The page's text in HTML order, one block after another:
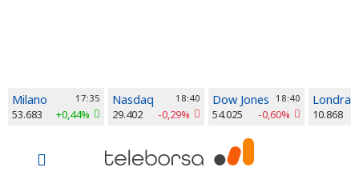
Milano 17:35
53.683 +0,44%
Nasdaq 18:40
29.402 -0,29%
Dow Jones 18:40
54.025 -0,60%
Londra
10.868